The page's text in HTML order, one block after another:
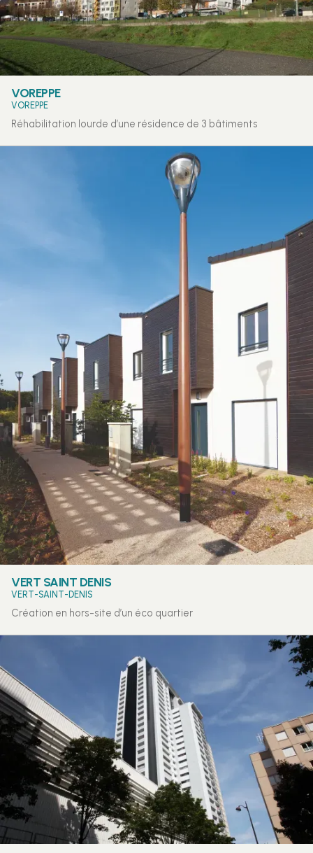
VOREPPE
VOREPPE
Réhabilitation lourde d’une résidence de 3 bâtiments
VERT SAINT DENIS
VERT-SAINT-DENIS
Création en hors-site d’un éco quartier